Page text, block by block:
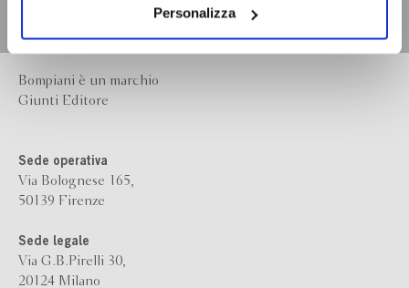
il tuo consenso alla profilazione che potrai revocare in
ogni momentoRevoca
Personalizza
Bompiani è un marchio
Giunti Editore
Sede operativa
Via Bolognese 165,
50139 Firenze
Sede legale
Via G.B.Pirelli 30,
20124 Milano